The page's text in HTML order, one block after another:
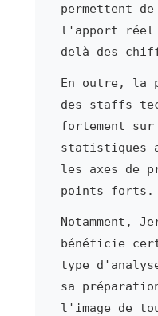
permettent de
l'apport réel
delà des
En outre, la
des staffs
fortement sur
statistiques
les axes de
points forts.
Notamment,
bénéficie
type
sa
l'image de